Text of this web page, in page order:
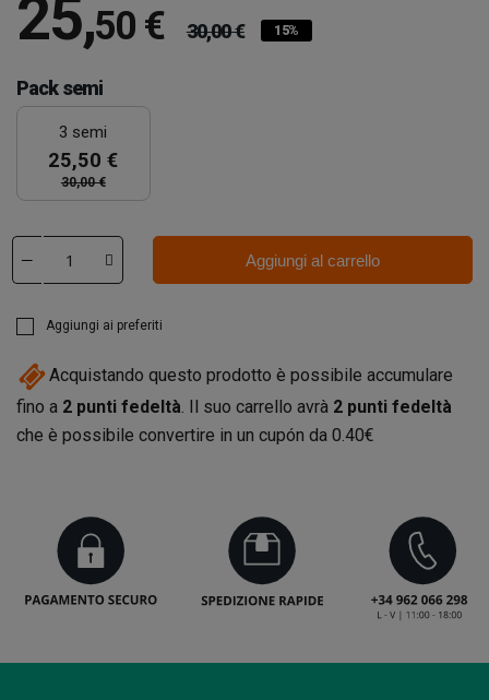
25,50 € 30,00 € 15%
Pack semi
3 semi
25,50 €
30,00 €
Aggiungi al carrello
Aggiungi ai preferiti
Acquistando questo prodotto è possibile accumulare
fino a 2 punti fedeltà. Il suo carrello avrà 2 punti fedeltà
che è possibile convertire in un cupón da 0.40€